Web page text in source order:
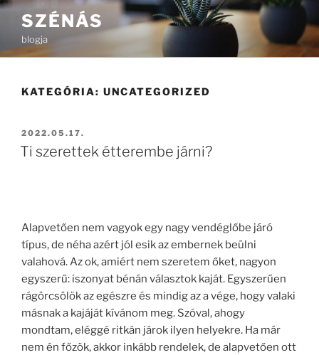
Tartalomhoz
SZÉNÁS
blogja
KATEGÓRIA: UNCATEGORIZED
BEKÜLDVE:
2022.05.17.
Ti szerettek étterembe járni?
Alapvetően nem vagyok egy nagy vendéglőbe járó
típus, de néha azért jól esik az embernek beülni
valahová. Az ok, amiért nem szeretem őket, nagyon
egyszerű: iszonyat bénán választok kaját. Egyszerűen
rágörcsölök az egészre és mindig az a vége, hogy valaki
másnak a kajáját kívánom meg. Szóval, ahogy
mondtam, eléggé ritkán járok ilyen helyekre. Ha már
nem én főzök, akkor inkább rendelek, de alapvetően ott